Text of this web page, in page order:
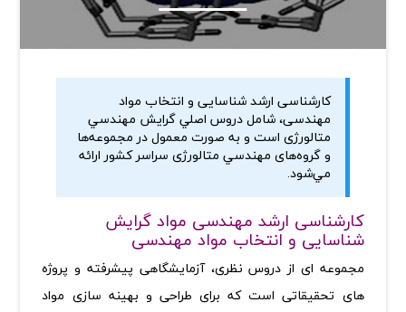
کارشناسی ارشد شناسایی و انتخاب مواد
مهندسی، شامل دروس اصلي گرايش مهندسي
متالورژی است و به صورت معمول در مجموعه‌ها
و گروه‌های مهندسي متالورژی سراسر كشور ارائه
مي‌شود.
کارشناسی ارشد مهندسی مواد گرایش
شناسایی و انتخاب مواد مهندسی
مجموعه ‏ای از دروس نظری، آزمایشگاهی پیشرفته و پروژه
‏های تحقیقاتی است که برای طراحی و بهینه‏ سازی مواد